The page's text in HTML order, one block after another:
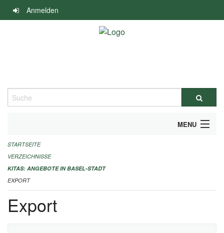
Navigation
überspringen
Anmelden
Suche
MENU
ALLGEMEINE INFORMATIONEN
IMPRESSUM
STARTSEITE
VERZEICHNISSE
KITAS: ANGEBOTE IN BASEL-STADT
EXPORT
Export